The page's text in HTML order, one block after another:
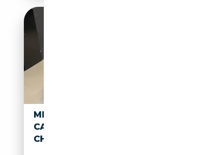
MINI COOPER CABRIO
CABRIOLET 1.5 *CLIM*GPS*S
CHAUFFANT*LED*GARANTIE*